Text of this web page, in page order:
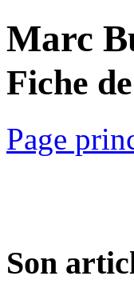
Marc
Fiche
Page
Son